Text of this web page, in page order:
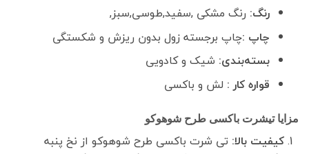
رنگ:رنگ مشکی ,سفید,طوسی,سبز,
چاپ : چاپ برجسته زول بدون ریزش و شکستگی
بسته‌بندی:شیک و کادویی
قواره کار : لش و باکسی
مزایا تیشرت باکسی طرح شوهوکو
کیفیت بالا:تی شرت باکسی طرح شوهوکو از نخ پنبه